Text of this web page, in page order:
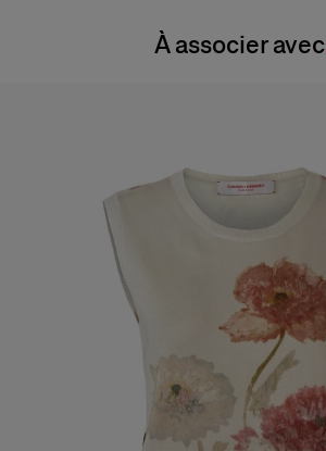
Nettoyage à sec uniquementÀ associer avec